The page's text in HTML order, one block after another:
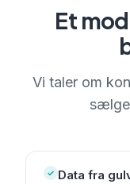
Et
Vi taler om
sælge
✓ Data fra